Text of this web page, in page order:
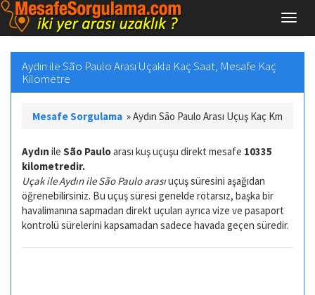
Aydın ile São Paulo Arası Uçakla Kaç Saat, Mesafe Kaç
Kilometre
Mesafe Sorgulama »Aydın São Paulo Arası Uçuş Kaç Km
Aydın ile São Pauloarası kuş uçuşu direkt mesafe 10335
kilometredir.
Uçak ile Aydın ile São Paulo arasıuçuş süresini aşağıdan
öğrenebilirsiniz. Bu uçuş süresi genelde rötarsız, başka bir
havalimanına sapmadan direkt uçulan ayrıca vize ve pasaport
kontrolü sürelerini kapsamadan sadece havada geçen süredir.